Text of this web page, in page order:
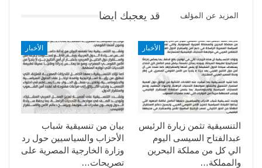
قد يعجبك ايضا المزيد عن المؤلف
الأخبار
بيان من تنسيقية شباب
الأحزاب والسياسيين حول رد
وزارة الخارجية المصرية على
تصريحات…
الأخبار
التنسيقية تثمن زيارة الرئيس
عبدالفتاح السيسى اليوم
الي كل من مملكة البحرين
والمملكة…